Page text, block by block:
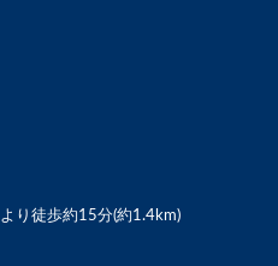
り徒歩約15分(約1.4km)